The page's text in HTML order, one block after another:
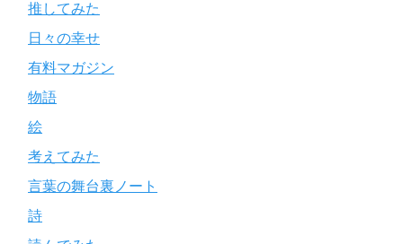
推してみた
日々の幸せ
有料マガジン
物語
絵
考えてみた
言葉の舞台裏ノート
詩